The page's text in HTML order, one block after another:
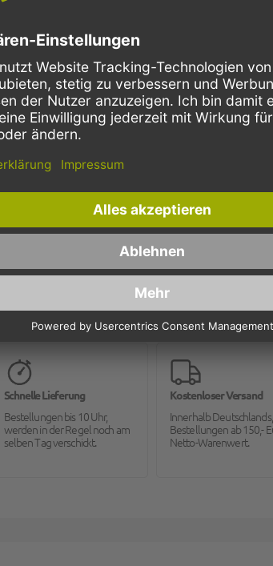
P2G8886
Tissue Soft
Schnelle Lieferung
Bestellungen bis 10 Uhr,
werden in der Regel noch am
selben Tag verschickt.
Kostenloser Versand
Innerhalb
Bestellungen ab 150,-
Netto-Warenwert.